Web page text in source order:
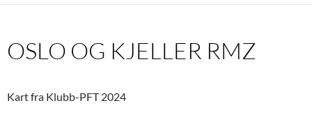
OSLO OG KJELLER RMZ
Kart fra Klubb-PFT 2024